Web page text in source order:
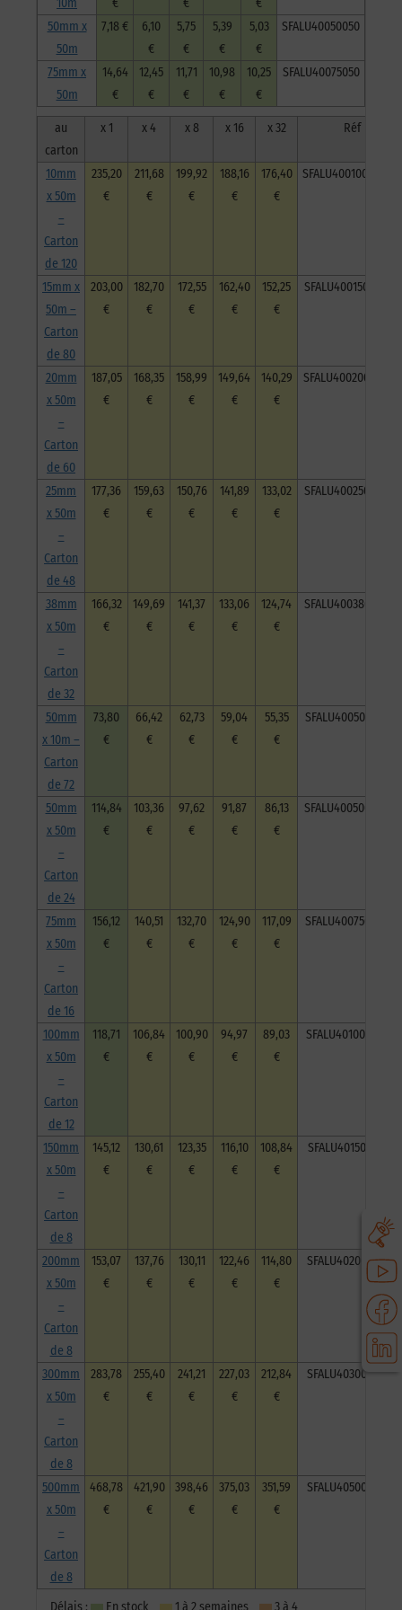
50mm x
50m
7,18 €
6,10
€
5,75
€
5,39
€
5,03
€
SFALU40050050
75mm x
50m
14,64
€
12,45
€
11,71
€
10,98
€
10,25
€
SFALU40075050
au
carton
x 1 x 4 x 8 x 16 x 32 Réf
10mm
x 50m
–
Carton
de 120
235,20
€
211,68
€
199,92
€
188,16
€
176,40
€
SFALU40010050C120
15mm x
50m –
Carton
de 80
203,00
€
182,70
€
172,55
€
162,40
€
152,25
€
SFALU40015050C80
20mm
x 50m
–
Carton
de 60
187,05
€
168,35
€
158,99
€
149,64
€
140,29
€
SFALU40020050C60
25mm
x 50m
–
Carton
de 48
177,36
€
159,63
€
150,76
€
141,89
€
133,02
€
SFALU40025050C48
38mm
x 50m
–
Carton
de 32
166,32
€
149,69
€
141,37
€
133,06
€
124,74
€
SFALU40038050C32
50mm
x 10m –
Carton
de 72
73,80
€
66,42
€
62,73
€
59,04
€
55,35
€
SFALU40050010C72
50mm
x 50m
–
Carton
de 24
114,84
€
103,36
€
97,62
€
91,87
€
86,13
€
SFALU40050050C24
75mm
x 50m
–
Carton
de 16
156,12
€
140,51
€
132,70
€
124,90
€
117,09
€
SFALU40075050C16
100mm
x 50m
–
Carton
de 12
118,71
€
106,84
€
100,90
€
94,97
€
89,03
€
SFALU40100050C12
150mm
x 50m
–
Carton
de 8
145,12
€
130,61
€
123,35
€
116,10
€
108,84
€
SFALU40150050C8
200mm
x 50m
–
Carton
de 8
153,07
€
137,76
€
130,11
€
122,46
€
114,80
€
SFALU40200050C8
300mm
x 50m
–
Carton
de 8
283,78
€
255,40
€
241,21
€
227,03
€
212,84
€
SFALU40300050C8
500mm
x 50m
–
Carton
de 8
468,78
€
421,90
€
398,46
€
375,03
€
351,59
€
SFALU40500050C8
Délais : En stock 1 à 2 semaines 3 à 4